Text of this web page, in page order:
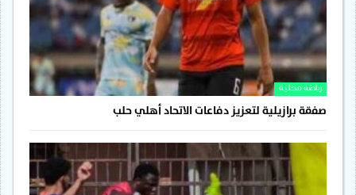
رياضة محلية
صفقة برازيلية لتعزيز دفاعات الاتحاد أهلي حلب